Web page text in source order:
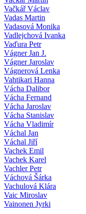
Vačkář Václav
Vadas Martin
Vadasová Monika
Vadlejchová Ivanka
Vaďura Petr
Vágner Jan J.
Vágner Jaroslav
Vágnerová Lenka
Vahtikari Hanna
Vácha Dalibor
Vácha Fernand
Vácha Jaroslav
Vácha Stanislav
Vácha Vladimír
Váchal Jan
Váchal Jiří
Vachek Emil
Vachek Karel
Vachler Petr
Váchová Šárka
Vachulová Klára
Vaic Miroslav
Vainonen Jyrki